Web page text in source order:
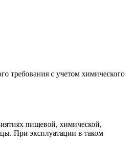
требования с учетом химического
пищевой, химической,
При эксплуатации в таком